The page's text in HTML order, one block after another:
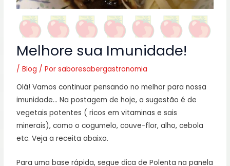
Melhore sua Imunidade!
/Blog / Porsaboresabergastronomia
Olá! Vamos continuar pensando no melhor para nossa
imunidade… Na postagem de hoje, a sugestão é de
vegetais potentes ( ricos em vitaminas e sais
minerais), como o cogumelo, couve-flor, alho, cebola
etc. Veja a receita abaixo.
Para uma base rápida, segue dica de Polenta na panela